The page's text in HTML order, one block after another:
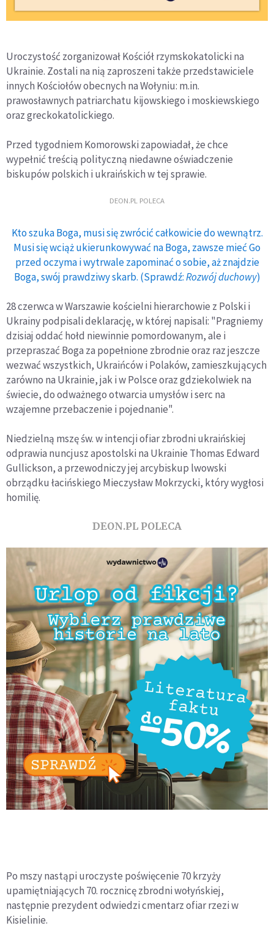
Uroczystość zorganizował Kościół rzymskokatolicki na
Ukrainie. Zostali na nią zaproszeni także przedstawiciele
innych Kościołów obecnych na Wołyniu: m.in.
prawosławnych patriarchatu kijowskiego i moskiewskiego
oraz greckokatolickiego.
Przed tygodniem Komorowski zapowiadał, że chce
wypełnić treścią polityczną niedawne oświadczenie
biskupów polskich i ukraińskich w tej sprawie.
DEON.PL POLECA
Kto szuka Boga, musi się zwrócić całkowicie do wewnątrz.
Musi się wciąż ukierunkowywać na Boga, zawsze mieć Go
przed oczyma i wytrwale zapominać o sobie, aż znajdzie
Boga, swój prawdziwy skarb. (Sprawdź:Rozwój duchowy)
28 czerwca w Warszawie kościelni hierarchowie z Polski i
Ukrainy podpisali deklarację, w której napisali: "Pragniemy
dzisiaj oddać hołd niewinnie pomordowanym, ale i
przepraszać Boga za popełnione zbrodnie oraz raz jeszcze
wezwać wszystkich, Ukraińców i Polaków, zamieszkujących
zarówno na Ukrainie, jak i w Polsce oraz gdziekolwiek na
świecie, do odważnego otwarcia umysłów i serc na
wzajemne przebaczenie i pojednanie".
Niedzielną mszę św. w intencji ofiar zbrodni ukraińskiej
odprawia nuncjusz apostolski na Ukrainie Thomas Edward
Gullickson, a przewodniczy jej arcybiskup lwowski
obrządku łacińskiego Mieczysław Mokrzycki, który wygłosi
homilię.
DEON.PL POLECA
Po mszy nastąpi uroczyste poświęcenie 70 krzyży
upamiętniających 70. rocznicę zbrodni wołyńskiej,
następnie prezydent odwiedzi cmentarz ofiar rzezi w
Kisielinie.